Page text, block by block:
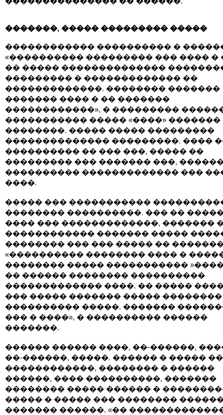
�������, ����� ��������� �����
������������ ���������� �
«���������� ��������� ��� ���� �
�� ����� ��������������
��������� � ������������� ��
�������������. �������� �������
������� ���� � �� �������
������������», � ���������
����������� ����� «����» �������
��������. ����� ����� ���������
�������������� ���������. ����
���������� �� ��� ���, ����� ��
��������� ��� ������� ���,
���������� ������������� ���
����.
����� ��� �����������
�������� ����������. ��� ��
���� ��� �������������, �������
������������ ������� �����
�������� ��� ��� ����� ��
«���������� �������� ���� �
�������� ����� �����������
�� ������ �������� ����������
������������� ����. �� �����
��� ����� ������� ����� ��������
���������� �����. �������
��� � ����», � ���������� ������
�������.
������ ������ ����, ��-������,
��-������, �����. ������ � ����� ��
������������, �������� � ������
������, ���� ����������, �������
�������� ����� ������ �
����� � ����� ��� ��������
������� ������. «��